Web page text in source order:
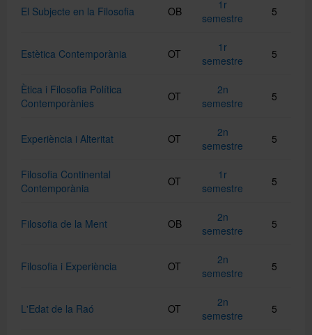
El Subjecte en la Filosofia OB
1r
semestre
5
Estètica Contemporània OT
1r
semestre
5
Ètica i Filosofia Política
Contemporànies
OT
2n
semestre
5
Experiència i Alteritat OT
2n
semestre
5
Filosofia Continental
Contemporània
OT
1r
semestre
5
Filosofia de la Ment OB
2n
semestre
5
Filosofia i Experiència OT
2n
semestre
5
L'Edat de la Raó OT
2n
semestre
5